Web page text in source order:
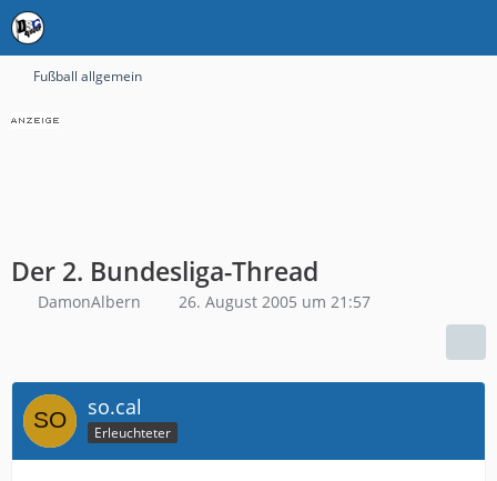
Fußball allgemein
Der 2. Bundesliga-Thread
DamonAlbern 26. August 2005 um 21:57
so.cal
Erleuchteter